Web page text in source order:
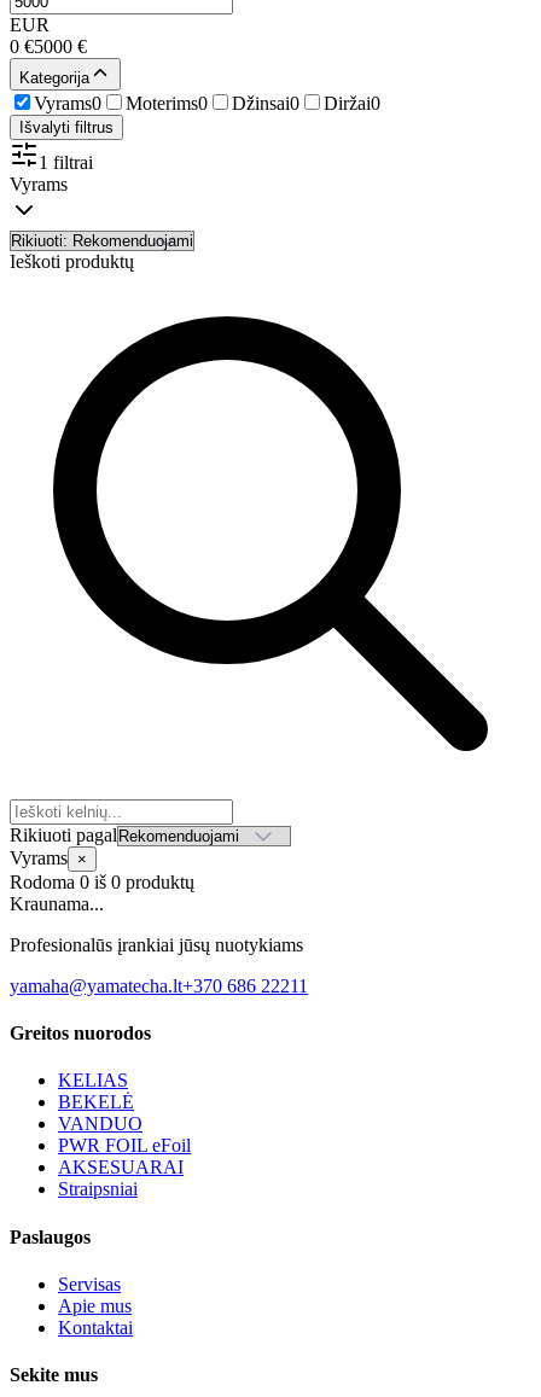
EUR
0 €5000 €
Kategorija
Vyrams0 Moterims0 Džinsai0 Diržai0
Išvalyti filtrus
1 filtrai
Vyrams
Ieškoti produktų
Rikiuoti pagal
Vyrams ×
Rodoma 0 iš 0 produktų
Kraunama...
Profesionalūs įrankiai jūsų nuotykiams
yamaha@yamatecha.lt+370 686 22211
Greitos nuorodos
KELIAS
BEKELĖ
VANDUO
PWR FOIL eFoil
AKSESUARAI
Straipsniai
Paslaugos
Servisas
Apie mus
Kontaktai
Sekite mus